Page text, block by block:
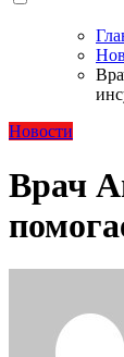
Новости
Врач